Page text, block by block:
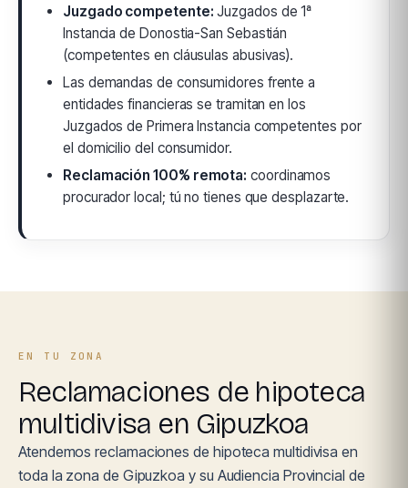
Juzgado competente: Juzgados de 1ª
Instancia de Donostia-San Sebastián
(competentes en cláusulas abusivas).
Las demandas de consumidores frente a
entidades financieras se tramitan en los
Juzgados de Primera Instancia competentes por
el domicilio del consumidor.
Reclamación 100% remota: coordinamos
procurador local; tú no tienes que desplazarte.
EN TU ZONA
Reclamaciones de hipoteca
multidivisa en Gipuzkoa
Atendemos reclamaciones de hipoteca multidivisa en
toda la zona de Gipuzkoa y su Audiencia Provincial de